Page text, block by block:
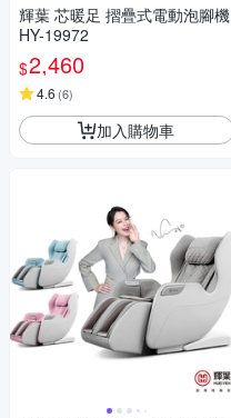
輝葉 芯暖足 摺疊式電動泡腳機
HY-19972
$2,460
4.6 (6)
加入購物車